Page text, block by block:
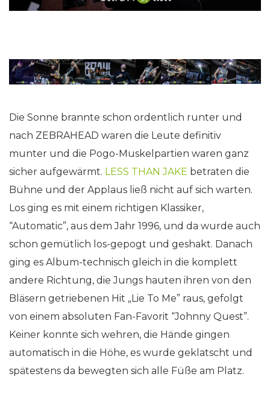
Die Sonne brannte schon ordentlich runter und
nach ZEBRAHEAD waren die Leute definitiv
munter und die Pogo-Muskelpartien waren ganz
sicher aufgewärmt. LESS THAN JAKE betraten die
Bühne und der Applaus ließ nicht auf sich warten.
Los ging es mit einem richtigen Klassiker,
“Automatic”, aus dem Jahr 1996, und da wurde auch
schon gemütlich los-gepogt und geshakt. Danach
ging es Album-technisch gleich in die komplett
andere Richtung, die Jungs hauten ihren von den
Bläsern getriebenen Hit „Lie To Me” raus, gefolgt
von einem absoluten Fan-Favorit “Johnny Quest”.
Keiner konnte sich wehren, die Hände gingen
automatisch in die Höhe, es wurde geklatscht und
spätestens da bewegten sich alle Füße am Platz.